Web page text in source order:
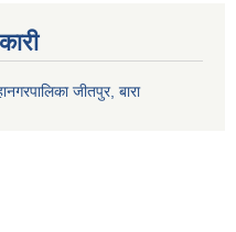
जीतपुर, बारा